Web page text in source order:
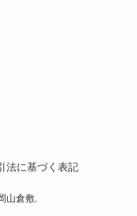
法に基づく表記
山倉敷.